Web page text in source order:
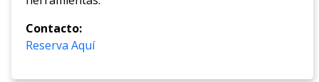
Contacto:
Reserva Aquí